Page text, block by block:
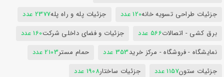
جزئیات طراحی تسویه خانه120 عدد جزئیات پله و راه پله2377 عدد
برق کشی - اتصالات566 عدد جزئیات و فضای داخلی شرکت160 عدد
نمایشگاه - فروشگاه - مرکز خرید353 عدد حمام مستر2103 عدد
جزئیات ستون1157 عدد جزئیات ساختار1908 عدد